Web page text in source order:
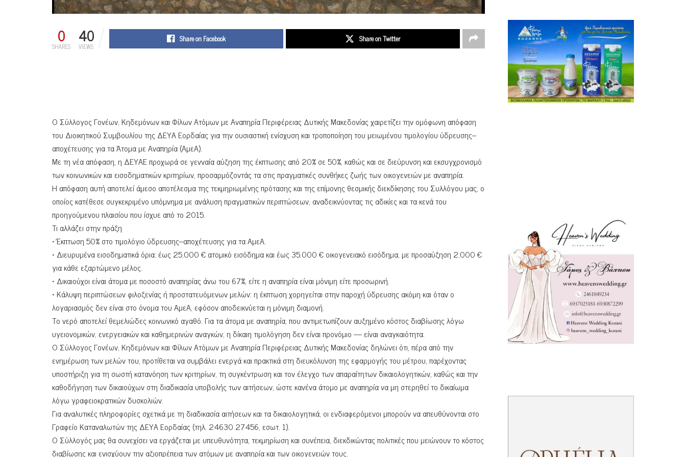
0
SHARES 40
VIEWS
Share on Facebook Share on Twitter
Ο Σύλλογος Γονέων, Κηδεμόνων και Φίλων Ατόμων με Αναπηρία Περιφέρειας Δυτικής Μακεδονίας χαιρετίζει την ομόφωνη απόφαση
του Διοικητικού Συμβουλίου της ΔΕΥΑ Εορδαίας για την ουσιαστική ενίσχυση και τροποποίηση του μειωμένου τιμολογίου ύδρευσης–
αποχέτευσης για τα Άτομα με Αναπηρία (ΑμεΑ).
Με τη νέα απόφαση, η ΔΕΥΑΕ προχωρά σε γενναία αύξηση της έκπτωσης από 20% σε 50%, καθώς και σε διεύρυνση και εκσυγχρονισμό
των κοινωνικών και εισοδηματικών κριτηρίων, προσαρμόζοντάς τα στις πραγματικές συνθήκες ζωής των οικογενειών με αναπηρία.
Η απόφαση αυτή αποτελεί άμεσο αποτέλεσμα της τεκμηριωμένης πρότασης και της επίμονης θεσμικής διεκδίκησης του Συλλόγου μας, ο
οποίος κατέθεσε συγκεκριμένο υπόμνημα με ανάλυση πραγματικών περιπτώσεων, αναδεικνύοντας τις αδικίες και τα κενά του
προηγούμενου πλαισίου που ίσχυε από το 2015.
Τι αλλάζει στην πράξη
• Έκπτωση 50% στο τιμολόγιο ύδρευσης–αποχέτευσης για τα ΑμεΑ.
• Διευρυμένα εισοδηματικά όρια: έως 25.000 € ατομικό εισόδημα και έως 35.000 € οικογενειακό εισόδημα, με προσαύξηση 2.000 €
για κάθε εξαρτώμενο μέλος.
• Δικαιούχοι είναι άτομα με ποσοστό αναπηρίας άνω του 67%, είτε η αναπηρία είναι μόνιμη είτε προσωρινή.
• Κάλυψη περιπτώσεων φιλοξενίας ή προστατευόμενων μελών: η έκπτωση χορηγείται στην παροχή ύδρευσης ακόμη και όταν ο
λογαριασμός δεν είναι στο όνομα του ΑμεΑ, εφόσον αποδεικνύεται η μόνιμη διαμονή.
Το νερό αποτελεί θεμελιώδες κοινωνικό αγαθό. Για τα άτομα με αναπηρία, που αντιμετωπίζουν αυξημένο κόστος διαβίωσης λόγω
υγειονομικών, ενεργειακών και καθημερινών αναγκών, η δίκαιη τιμολόγηση δεν είναι προνόμιο — είναι αναγκαιότητα.
Ο Σύλλογος Γονέων, Κηδεμόνων και Φίλων Ατόμων με Αναπηρία Περιφέρειας Δυτικής Μακεδονίας δηλώνει ότι, πέρα από την
ενημέρωση των μελών του, προτίθεται να συμβάλει ενεργά και πρακτικά στη διευκόλυνση της εφαρμογής του μέτρου, παρέχοντας
υποστήριξη για τη σωστή κατανόηση των κριτηρίων, τη συγκέντρωση και τον έλεγχο των απαραίτητων δικαιολογητικών, καθώς και την
καθοδήγηση των δικαιούχων στη διαδικασία υποβολής των αιτήσεων, ώστε κανένα άτομο με αναπηρία να μη στερηθεί το δικαίωμα
λόγω γραφειοκρατικών δυσκολιών.
Για αναλυτικές πληροφορίες σχετικά με τη διαδικασία αιτήσεων και τα δικαιολογητικά, οι ενδιαφερόμενοι μπορούν να απευθύνονται στο
Γραφείο Καταναλωτών της ΔΕΥΑ Εορδαίας (τηλ. 24630 27456, εσωτ. 1).
Ο Σύλλογός μας θα συνεχίσει να εργάζεται με υπευθυνότητα, τεκμηρίωση και συνέπεια, διεκδικώντας πολιτικές που μειώνουν το κόστος
διαβίωσης και ενισχύουν την αξιοπρέπεια των ατόμων με αναπηρία και των οικογενειών τους.